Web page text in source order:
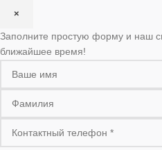
×
Заполните простую форму и наш
ближайшее время!